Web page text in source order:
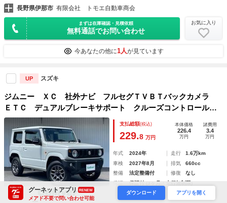
長野県伊那市 有限会社 トモエ自動車商会
まずは在庫確認・見積依頼
無料通話でお問い合わせ
お気に入り
今あなたの他に1人が見ています
UP スズキ
ジムニー ＸＣ 社外ナビ フルセグＴＶＢＴバックカメラ
ＥＴＣ デュアルブレーキサポート クルーズコントロール
クリアランスソナー 前席シートヒーター 純正フロアマッ
ト ＬＥＤヘッドライト 純正１６インチＡＷ
支払総額(税込)
229.8 万円
本体価格
226.4
万円
諸費用
3.4
万円
年式 2024年 走行
1.6万km
車検
2027年8月 排気
660cc
整備
法定整備付 修復
なし
保証
保証付 (3ヶ月・走行無制限)
グーネットアプリ RENEW
メアド不要で問い合わせ可能
ダウンロード アプリを開く